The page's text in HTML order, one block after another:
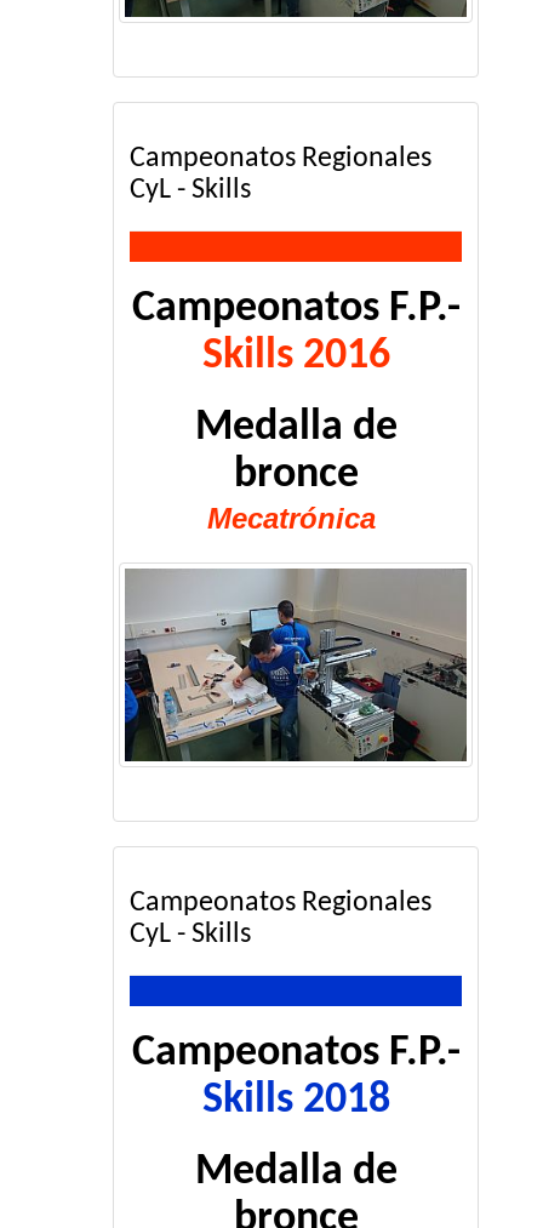
Campeonatos Regionales
CyL - Skills
Campeonatos F.P.-
Skills 2016
Medalla de
bronce
Mecatrónica
Campeonatos Regionales
CyL - Skills
Campeonatos F.P.-
Skills 2018
Medalla de
bronce